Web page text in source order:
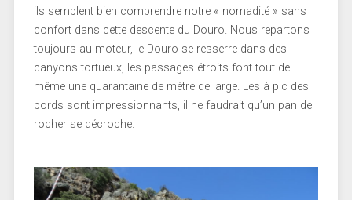
ils semblent bien comprendre notre « nomadité » sans
confort dans cette descente du Douro. Nous repartons
toujours au moteur, le Douro se resserre dans des
canyons tortueux, les passages étroits font tout de
même une quarantaine de mètre de large. Les à pic des
bords sont impressionnants, il ne faudrait qu’un pan de
rocher se décroche.